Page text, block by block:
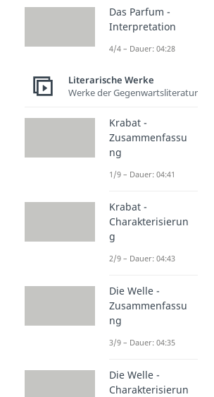
Das Parfum -
Interpretation
4/4 – Dauer: 04:28
Literarische Werke
Werke der Gegenwartsliteratur
Krabat -
Zusammenfassu
ng
1/9 – Dauer: 04:41
Krabat -
Charakterisierun
g
2/9 – Dauer: 04:43
Die Welle -
Zusammenfassu
ng
3/9 – Dauer: 04:35
Die Welle -
Charakterisierun